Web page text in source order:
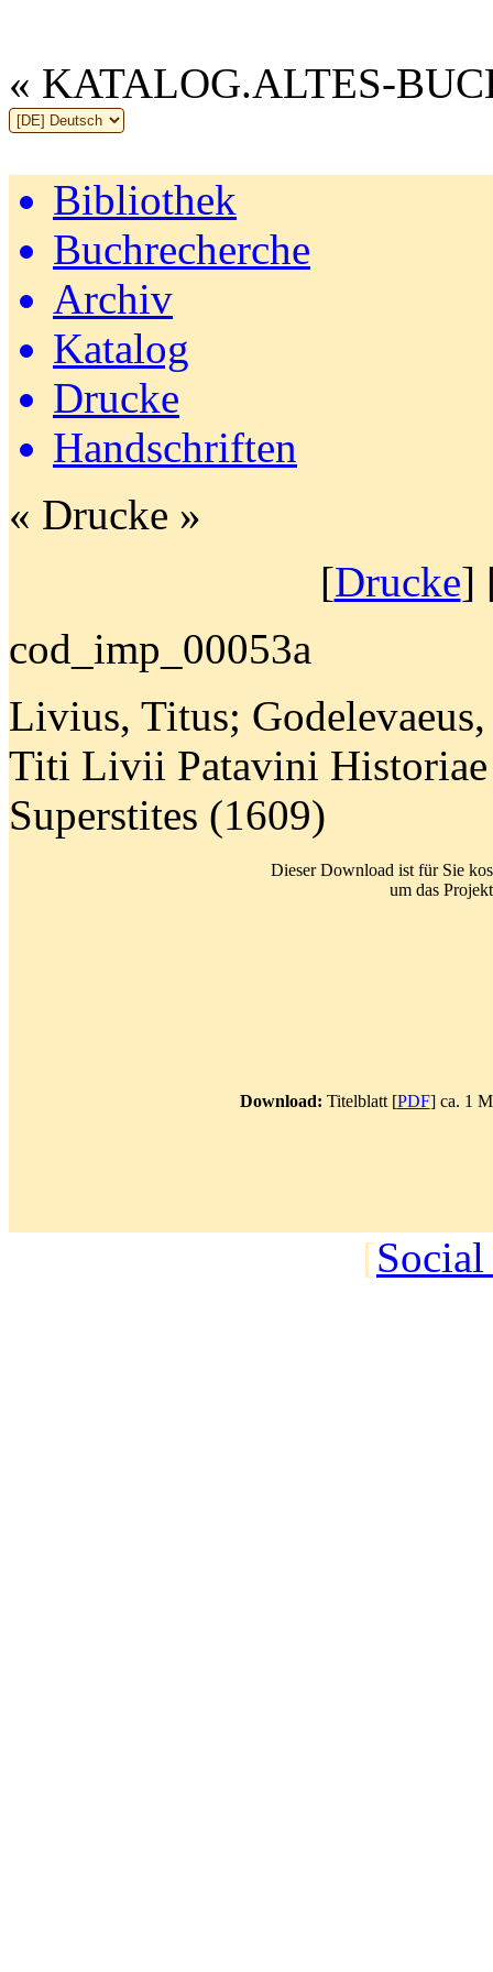
« KATALOG.ALTES-
Bibliothek
Buchrecherche
Archiv
Katalog
Drucke
Handschriften
« Drucke »
[Drucke]
cod_imp_00053a
Livius, Titus;
Titi Livii Patavini Historiae
Superstites (1609)
Dieser Download ist für Sie
um das
Download: Titelblatt [PDF] ca. 1
[